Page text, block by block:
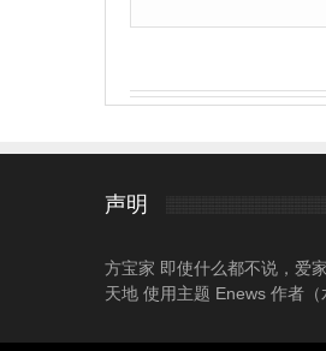
声明
方宝家 即使什么都不说，爱
天地 使用主题 Enews 作者（